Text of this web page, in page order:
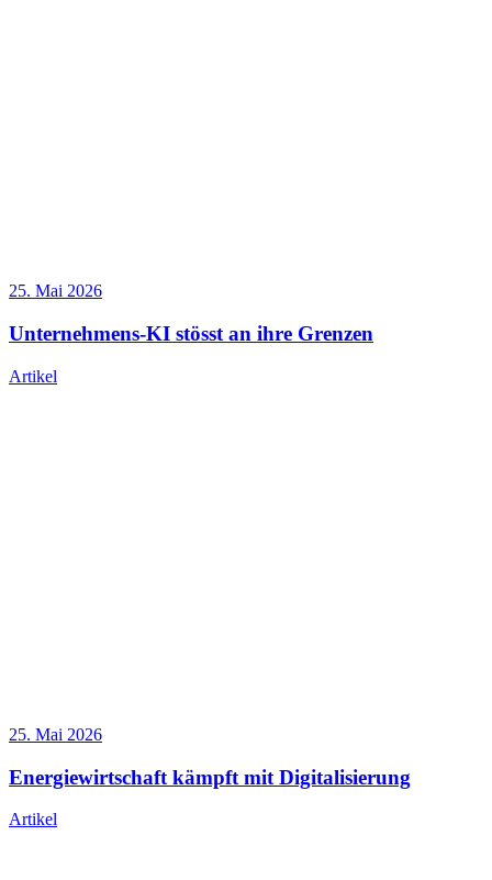
25. Mai 2026
Unternehmens-KI stösst an ihre Grenzen
Artikel
25. Mai 2026
Energiewirtschaft kämpft mit Digitalisierung
Artikel